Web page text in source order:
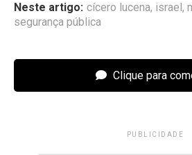
Neste artigo: cícero lucena, israel ,
segurança pública
Clique para
PUBLICIDADE